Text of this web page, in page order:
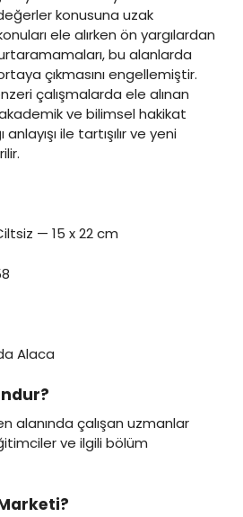
konusuna uzak
ele alırken ön yargılardan
bu alanlarda
çıkmasını engellemiştir.
çalışmalarda ele alınan
akademik ve bilimsel hakikat
ile tartışılır ve yeni
— 15 x 22 cm
Alaca
alanında çalışan uzmanlar
ve ilgili bölüm